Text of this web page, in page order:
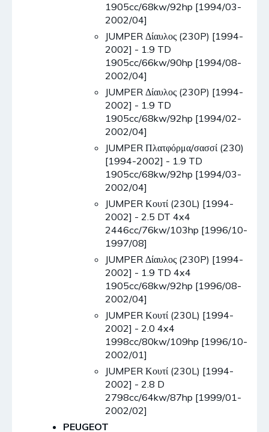
1905cc/68kw/92hp [1994/03-
2002/04]
JUMPER Δίαυλος (230P) [1994-
2002] - 1.9 TD
1905cc/66kw/90hp [1994/08-
2002/04]
JUMPER Δίαυλος (230P) [1994-
2002] - 1.9 TD
1905cc/68kw/92hp [1994/02-
2002/04]
JUMPER Πλατφόρμα/σασσί (230)
[1994-2002] - 1.9 TD
1905cc/68kw/92hp [1994/03-
2002/04]
JUMPER Κουτί (230L) [1994-
2002] - 2.5 DT 4x4
2446cc/76kw/103hp [1996/10-
1997/08]
JUMPER Δίαυλος (230P) [1994-
2002] - 1.9 TD 4x4
1905cc/68kw/92hp [1996/08-
2002/04]
JUMPER Κουτί (230L) [1994-
2002] - 2.0 4x4
1998cc/80kw/109hp [1996/10-
2002/01]
JUMPER Κουτί (230L) [1994-
2002] - 2.8 D
2798cc/64kw/87hp [1999/01-
2002/02]
PEUGEOT